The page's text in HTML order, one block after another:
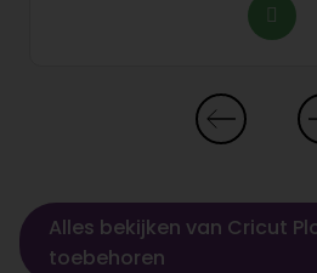
Alles bekijken van Cricut
toebehoren